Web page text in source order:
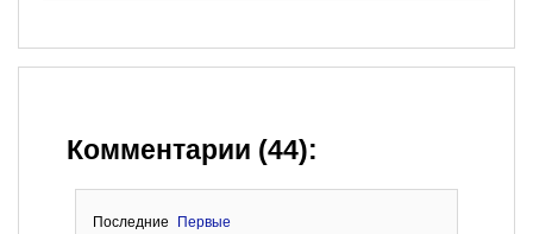
Комментарии (44):
Последние
Первые